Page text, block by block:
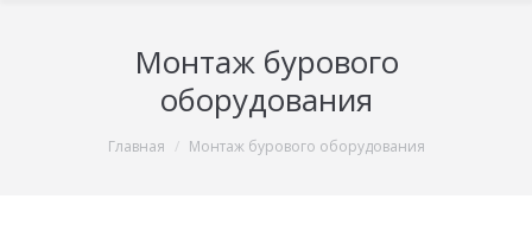
Монтаж бурового
оборудования
You are here:Главная Монтаж бурового оборудования